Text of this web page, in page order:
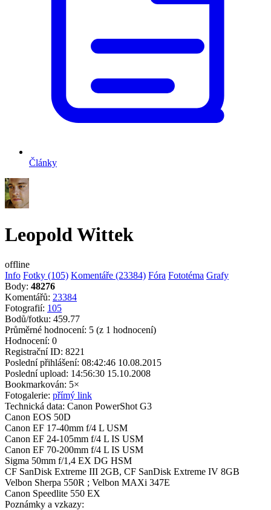
Články
Leopold Wittek
offline
Info Fotky (105) Komentáře (23384) Fóra Fototéma Grafy
Body: 48276
Komentářů: 23384
Fotografií: 105
Bodů/fotku: 459.77
Průměrné hodnocení: 5 (z 1 hodnocení)
Hodnocení: 0
Registrační ID: 8221
Poslední přihlášení: 08:42:46 10.08.2015
Poslední upload: 14:56:30 15.10.2008
Bookmarkován: 5×
Fotogalerie: přímý link
Technická data: Canon PowerShot G3
Canon EOS 50D
Canon EF 17-40mm f/4 L USM
Canon EF 24-105mm f/4 L IS USM
Canon EF 70-200mm f/4 L IS USM
Sigma 50mm f/1,4 EX DG HSM
CF SanDisk Extreme III 2GB, CF SanDisk Extreme IV 8GB
Velbon Sherpa 550R ; Velbon MAXi 347E
Canon Speedlite 550 EX
Poznámky a vzkazy: